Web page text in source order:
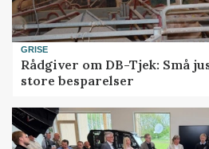
GRISE
Rådgiver om DB-Tjek: Små
store besparelser